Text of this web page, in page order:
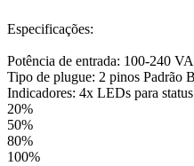
Tulipa
Ulanzi
Especificações:
Potência de entrada: 100-240
Tipo de plugue: 2 pinos Padrão
Indicadores: 4x LEDs para
20%
50%
80%
100%